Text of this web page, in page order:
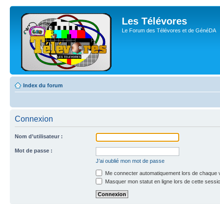
Les Télévores
Le Forum des Télévores et de GénéDA
Index du forum
Connexion
Nom d’utilisateur :
Mot de passe :
J’ai oublié mon mot de passe
Me connecter automatiquement lors de chaque
Masquer mon statut en ligne lors de cette